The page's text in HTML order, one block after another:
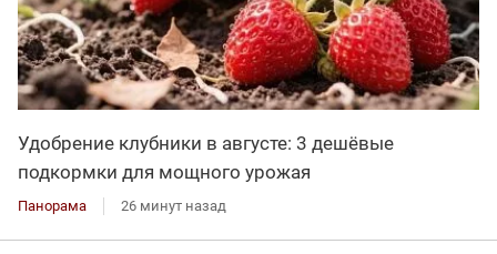
Удобрение клубники в августе: 3 дешёвые
подкормки для мощного урожая
Панорама 26 минут назад